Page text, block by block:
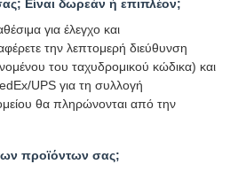
Είναι δωρεάν ή επιπλέον;
για έλεγχο και
την λεπτομερή διεύθυνση
του ταχυδρομικού κώδικα) και
UPS για τη συλλογή
θα πληρώνονται από την
προϊόντων σας;